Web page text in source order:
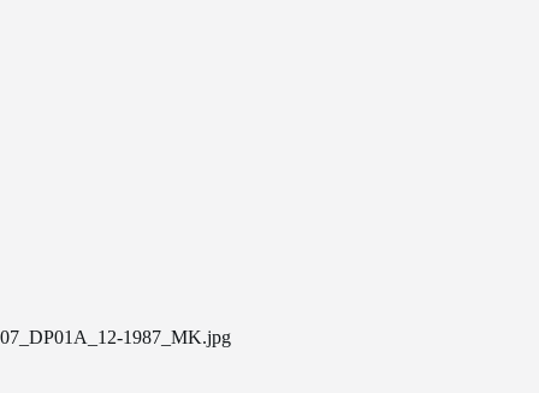
07_DP01A_12-1987_MK.jpg